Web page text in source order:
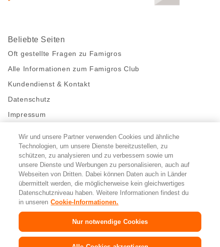
Beliebte Seiten
Oft gestellte Fragen zu Famigros
Alle Informationen zum Famigros Club
Kundendienst & Kontakt
Datenschutz
Impressum
Bleibe mit uns in Kontakt
Facebook
https://twitter.com/migros
https://www.youtube.com/user/
PinterestInstagram
Cookie-Einstellungen
FR IT
Wir und unsere Partner verwenden Cookies und ähnliche
Technologien, um unsere Dienste bereitzustellen, zu
schützen, zu analysieren und zu verbessern sowie um
unsere Dienste und Werbungen zu personalisieren, auch auf
Webseiten von Dritten. Dabei können Daten auch in Länder
übermittelt werden, die möglicherweise kein gleichwertiges
Datenschutzniveau haben. Weitere Informationen findest du
in unseren Cookie-Informationen.
Nur notwendige Cookies